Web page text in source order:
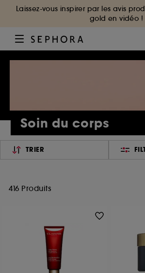
Laissez-vous inspirer par les avis
gold en vidéo !
Soin du corps
TRIER
416 Produits